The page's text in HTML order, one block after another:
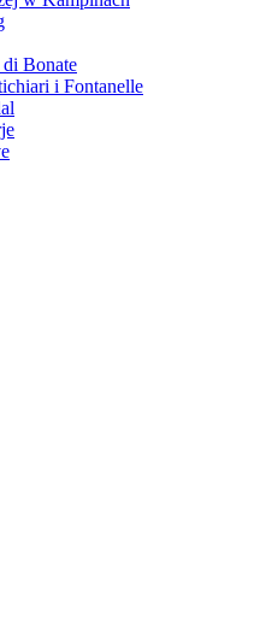
Bonate
i Fontanelle